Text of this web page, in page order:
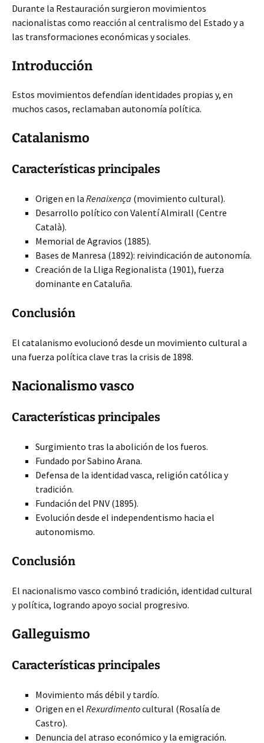
Durante la Restauración surgieron movimientos
nacionalistas como reacción al centralismo del Estado y a
las transformaciones económicas y sociales.
Introducción
Estos movimientos defendían identidades propias y, en
muchos casos, reclamaban autonomía política.
Catalanismo
Características principales
Origen en la Renaixença (movimiento cultural).
Desarrollo político con Valentí Almirall (Centre
Català).
Memorial de Agravios (1885).
Bases de Manresa (1892): reivindicación de autonomía.
Creación de la Lliga Regionalista (1901), fuerza
dominante en Cataluña.
Conclusión
El catalanismo evolucionó desde un movimiento cultural a
una fuerza política clave tras la crisis de 1898.
Nacionalismo vasco
Características principales
Surgimiento tras la abolición de los fueros.
Fundado por Sabino Arana.
Defensa de la identidad vasca, religión católica y
tradición.
Fundación del PNV (1895).
Evolución desde el independentismo hacia el
autonomismo.
Conclusión
El nacionalismo vasco combinó tradición, identidad cultural
y política, logrando apoyo social progresivo.
Galleguismo
Características principales
Movimiento más débil y tardío.
Origen en el Rexurdimentocultural (Rosalía de
Castro).
Denuncia del atraso económico y la emigración.